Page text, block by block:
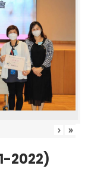
› »
2022)